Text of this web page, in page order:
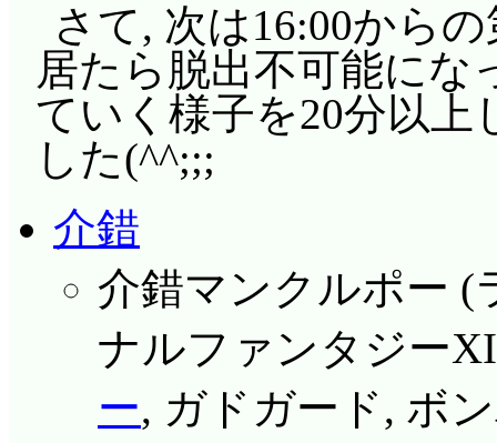
さて, 次は16:00から
居たら脱出不可能にな
ていく様子を20分以
した(^^;;;
介錯
介錯マンクルポー (
ナルファンタジー
ー, ガドガード, ボ